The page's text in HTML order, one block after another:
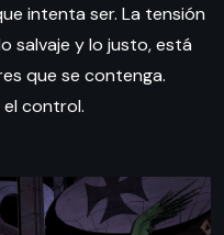
intenta ser. La tensión
salvaje y lo justo, está
que se contenga.
control.